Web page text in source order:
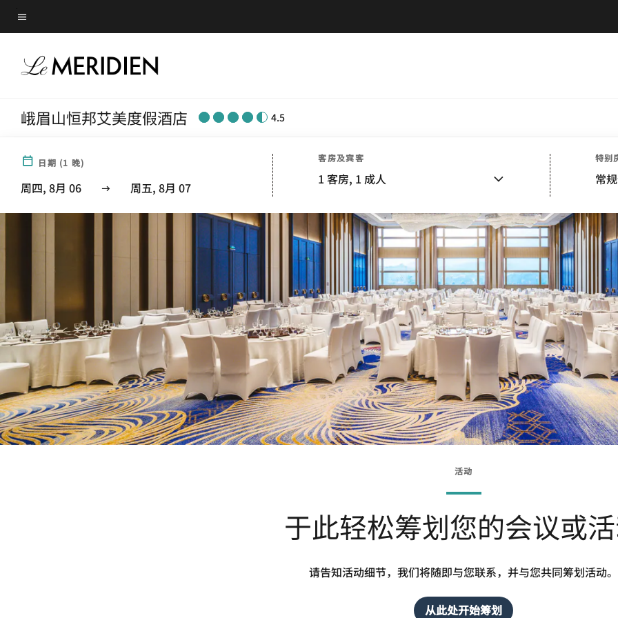
Skip
to
content
菜单文本
峨眉山恒邦艾美度假酒店 4.5
日期 (1 晚)
周四, 8月 06 周五, 8月 07
客房及宾客
1 客房, 1 成人
特别
常
活动
于此轻松筹划您的会议或
请告知活动细节，我们将随即与您联系，并与您共同筹划活动。
从此处开始筹划